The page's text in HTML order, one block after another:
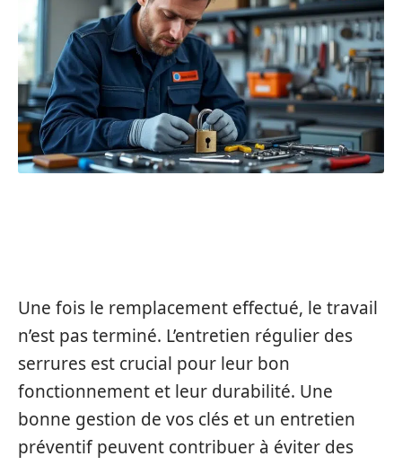
Une fois le remplacement effectué, le travail
n’est pas terminé. L’entretien régulier des
serrures est crucial pour leur bon
fonctionnement et leur durabilité. Une
bonne gestion de vos clés et un entretien
préventif peuvent contribuer à éviter des